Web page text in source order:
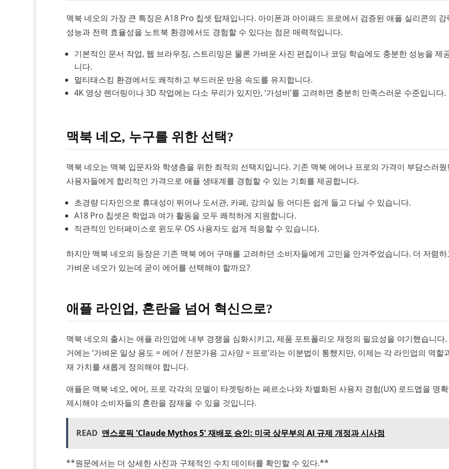
맥북 네오의 가장 큰 특징은 A18 Pro 칩셋 탑재입니다. 아이폰과 아이패드 프로에서 검증된 애플 실리콘의 강
성능과 전력 효율성을 노트북 환경에서도 경험할 수 있다는 점은 매력적입니다.
기본적인 문서 작업, 웹 브라우징, 스트리밍은 물론 가벼운 사진 편집이나 코딩 학습에도 충분한 성능을 제
니다.
멀티태스킹 환경에서도 쾌적하고 부드러운 반응 속도를 유지합니다.
4K 영상 렌더링이나 3D 작업에는 다소 무리가 있지만, ‘가성비’를 고려하면 충분히 만족스러운 수준입니다.
맥북 네오, 누구를 위한 선택?
맥북 네오는 맥북 입문자와 학생층을 위한 최적의 선택지입니다. 기존 맥북 에어나 프로의 가격이 부담스러웠
사용자들에게 합리적인 가격으로 애플 생태계를 경험할 수 있는 기회를 제공합니다.
초경량 디자인으로 휴대성이 뛰어나 도서관, 카페, 강의실 등 어디든 쉽게 들고 다닐 수 있습니다.
A18 Pro 칩셋은 학업과 여가 활동을 모두 쾌적하게 지원합니다.
직관적인 인터페이스로 윈도우 OS 사용자도 쉽게 적응할 수 있습니다.
하지만 맥북 네오의 등장은 기존 맥북 에어 구매를 고려하던 소비자들에게 고민을 안겨주었습니다. 더 저렴하
가벼운 네오가 있는데 굳이 에어를 선택해야 할까요?
애플 라인업, 혼란을 넘어 혁신으로?
맥북 네오의 출시는 애플 라인업에 내부 경쟁을 심화시키고, 제품 포트폴리오 재정의 필요성을 야기했습니다.
거에는 ‘가벼운 일상 용도 = 에어 / 전문가용 고사양 = 프로’라는 이분법이 통했지만, 이제는 각 라인업의 역할
재 가치를 새롭게 정의해야 합니다.
애플은 맥북 네오, 에어, 프로 각각의 모델이 타겟팅하는 페르소나와 차별화된 사용자 경험(UX) 로드맵을 명
제시해야 소비자들의 혼란을 잠재울 수 있을 것입니다.
READ 앤스로픽 'Claude Mythos 5' 재배포 승인: 미국 상무부의 AI 규제 개정과 시사점
**원문에서는 더 상세한 사진과 구체적인 수치 데이터를 확인할 수 있다.**